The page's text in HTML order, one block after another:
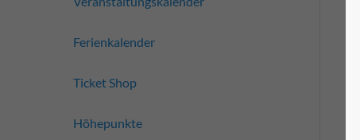
Ferienkalender
Ticket Shop
Höhepunkte